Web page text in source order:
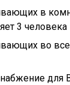
в
3 человека
во
для